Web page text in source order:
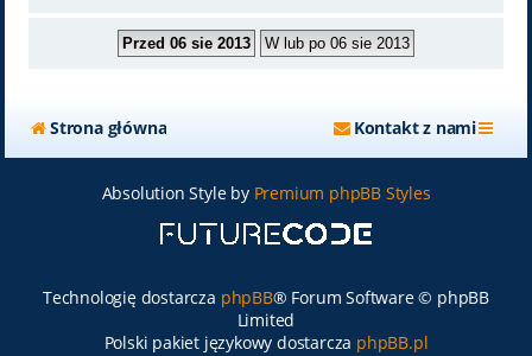
Strona główna Kontakt z nami
Absolution Style by Premium phpBB Styles
Technologię dostarcza phpBB® Forum Software © phpBB
Limited
Polski pakiet językowy dostarcza phpBB.pl